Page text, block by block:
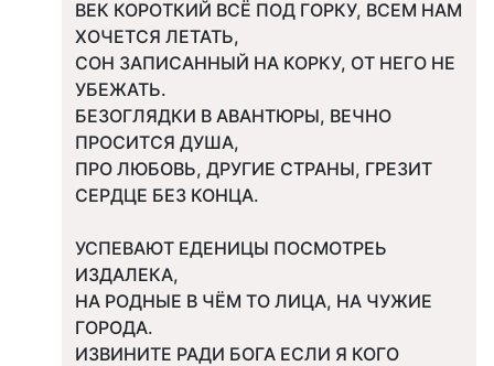
ВЕК КОРОТКИЙ ВСЁ ПОД ГОРКУ, ВСЕМ НАМ
ХОЧЕТСЯ ЛЕТАТЬ,
СОН ЗАПИСАННЫЙ НА КОРКУ, ОТ НЕГО НЕ
УБЕЖАТЬ.
БЕЗОГЛЯДКИ В АВАНТЮРЫ, ВЕЧНО
ПРОСИТСЯ ДУША,
ПРО ЛЮБОВЬ, ДРУГИЕ СТРАНЫ, ГРЕЗИТ
СЕРДЦЕ БЕЗ КОНЦА.
УСПЕВАЮТ ЕДЕНИЦЫ ПОСМОТРЕЬ
ИЗДАЛЕКА,
НА РОДНЫЕ В ЧЁМ ТО ЛИЦА, НА ЧУЖИЕ
ГОРОДА.
ИЗВИНИТЕ РАДИ БОГА ЕСЛИ Я КОГО